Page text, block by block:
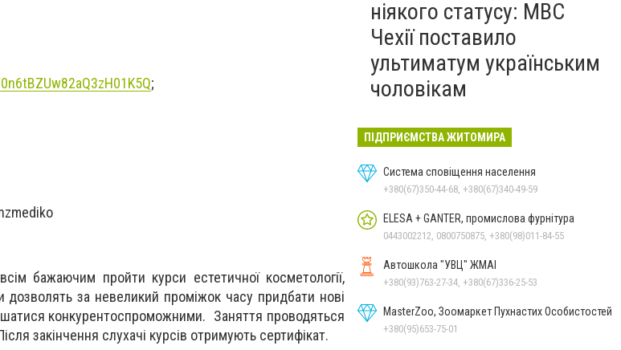
;
бажаючим пройти курси естетичної косметології,
дозволять за невеликий проміжок часу придбати нові
конкурентоспроможними. Заняття проводяться
закінчення слухачі курсів отримують сертифікат.
ніякого статусу: МВС
Чехії поставило
ультиматум українським
чоловікам
ПІДПРИЄМСТВА ЖИТОМИРА
Система сповіщення населення
+380(67)350-44-68, +380(67)340-49-59
ELESA + GANTER, промислова фурнітура
0443002212, 0800750875, +380(98)011-84-55
Автошкола "УВЦ" ЖМАІ
+380(93)763-27-34, +380(67)336-25-53
MasterZoo, Зоомаркет Пухнастих Особистостей
+380(95)653-75-01